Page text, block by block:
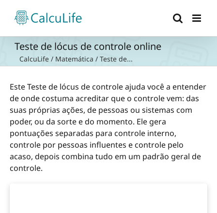
para
conteúdo
Teste de lócus de controle online
CalcuLife / Matemática / Teste de...
Este Teste de lócus de controle ajuda você a entender
de onde costuma acreditar que o controle vem: das
suas próprias ações, de pessoas ou sistemas com
poder, ou da sorte e do momento. Ele gera
pontuações separadas para controle interno,
controle por pessoas influentes e controle pelo
acaso, depois combina tudo em um padrão geral de
controle.